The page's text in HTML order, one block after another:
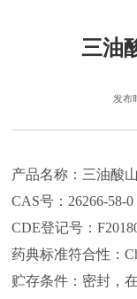
三油
产品名称：三油酸
CAS号：26266-58-0
CDE登记号：
药典标准符合性：
贮存条件：密封，